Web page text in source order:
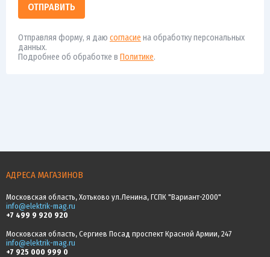
ОТПРАВИТЬ
Отправляя форму, я даю согласие на обработку персональных
данных.
Подробнее об обработке в Политике.
АДРЕСА МАГАЗИНОВ
Московская область, Хотьково ул.Ленина, ГСПК "Вариант-2000"
info@elektrik-mag.ru
+7 499 9 920 920
Московская область, Сергиев Посад проспект Красной Армии, 247
info@elektrik-mag.ru
+7 925 000 999 0